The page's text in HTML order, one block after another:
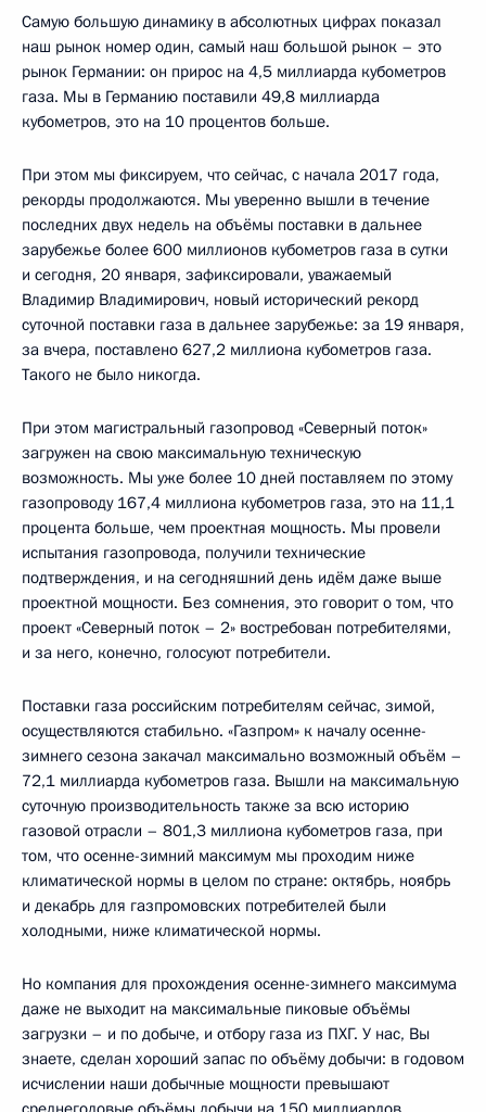
Самую большую динамику в абсолютных цифрах показал
наш рынок номер один, самый наш большой рынок – это
рынок Германии: он прирос на 4,5 миллиарда кубометров
газа. Мы в Германию поставили 49,8 миллиарда
кубометров, это на 10 процентов больше.
При этом мы фиксируем, что сейчас, с начала 2017 года,
рекорды продолжаются. Мы уверенно вышли в течение
последних двух недель на объёмы поставки в дальнее
зарубежье более 600 миллионов кубометров газа в сутки
и сегодня, 20 января, зафиксировали, уважаемый
Владимир Владимирович, новый исторический рекорд
суточной поставки газа в дальнее зарубежье: за 19 января,
за вчера, поставлено 627,2 миллиона кубометров газа.
Такого не было никогда.
При этом магистральный газопровод «Северный поток»
загружен на свою максимальную техническую
возможность. Мы уже более 10 дней поставляем по этому
газопроводу 167,4 миллиона кубометров газа, это на 11,1
процента больше, чем проектная мощность. Мы провели
испытания газопровода, получили технические
подтверждения, и на сегодняшний день идём даже выше
проектной мощности. Без сомнения, это говорит о том, что
проект «Северный поток – 2» востребован потребителями,
и за него, конечно, голосуют потребители.
Поставки газа российским потребителям сейчас, зимой,
осуществляются стабильно. «Газпром» к началу осенне-
зимнего сезона закачал максимально возможный объём –
72,1 миллиарда кубометров газа. Вышли на максимальную
суточную производительность также за всю историю
газовой отрасли – 801,3 миллиона кубометров газа, при
том, что осенне-зимний максимум мы проходим ниже
климатической нормы в целом по стране: октябрь, ноябрь
и декабрь для газпромовских потребителей были
холодными, ниже климатической нормы.
Но компания для прохождения осенне-зимнего максимума
даже не выходит на максимальные пиковые объёмы
загрузки – и по добыче, и отбору газа из ПХГ. У нас, Вы
знаете, сделан хороший запас по объёму добычи: в годовом
исчислении наши добычные мощности превышают